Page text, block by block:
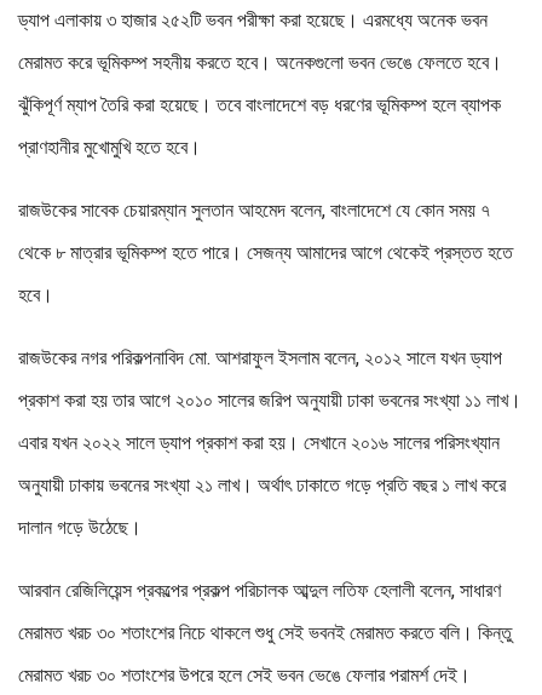
ড্যাপ এলাকায় ৩ হাজার ২৫২টি ভবন পরীক্ষা করা হয়েছে। এরমধ্যে অনেক ভবন
মেরামত করে ভূমিকম্প সহনীয় করতে হবে। অনেকগুলো ভবন ভেঙে ফেলতে হবে।
ঝুঁকিপূর্ণ ম্যাপ তৈরি করা হয়েছে। তবে বাংলাদেশে বড় ধরণের ভূমিকম্প হলে ব্যাপক
প্রাণহানীর মুখোমুখি হতে হবে।
রাজউকের সাবেক চেয়ারম্যান সুলতান আহমেদ বলেন, বাংলাদেশে যে কোন সময় ৭
থেকে ৮ মাত্রার ভূমিকম্প হতে পারে। সেজন্য আমাদের আগে থেকেই প্রস্তত হতে
হবে।
রাজউকের নগর পরিকল্পনাবিদ মো. আশরাফুল ইসলাম বলেন, ২০১২ সালে যখন ড্যাপ
প্রকাশ করা হয় তার আগে ২০১০ সালের জরিপ অনুযায়ী ঢাকা ভবনের সংখ্যা ১১ লাখ।
এবার যখন ২০২২ সালে ড্যাপ প্রকাশ করা হয়। সেখানে ২০১৬ সালের পরিসংখ্যান
অনুযায়ী ঢাকায় ভবনের সংখ্যা ২১ লাখ। অর্থাৎ ঢাকাতে গড়ে প্রতি বছর ১ লাখ করে
দালান গড়ে উঠেছে।
আরবান রেজিলিয়েন্স প্রকল্পের প্রকল্প পরিচালক আব্দুল লতিফ হেলালী বলেন, সাধারণ
মেরামত খরচ ৩০ শতাংশের নিচে থাকলে শুধু সেই ভবনই মেরামত করতে বলি। কিন্তু
মেরামত খরচ ৩০ শতাংশের উপরে হলে সেই ভবন ভেঙে ফেলার পরামর্শ দেই।